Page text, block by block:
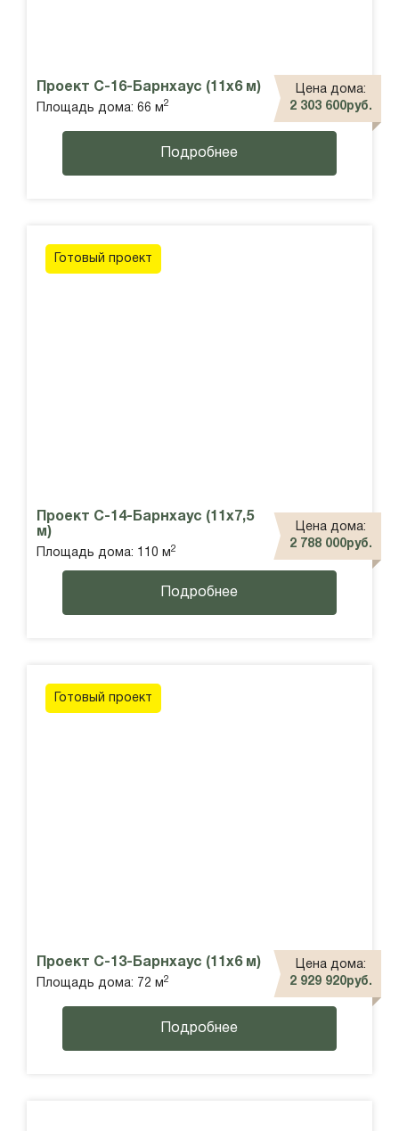
Проект С-16-Барнхаус (11х6 м)
Площадь дома: 66 м2
Цена дома:
2 303 600руб.
Подробнее
Готовый проект
Проект С-14-Барнхаус (11х7,5
м)
Площадь дома: 110 м 2
Цена дома:
2 788 000руб.
Подробнее
Готовый проект
Проект С-13-Барнхаус (11х6 м)
Площадь дома: 72 м 2
Цена дома:
2 929 920руб.
Подробнее